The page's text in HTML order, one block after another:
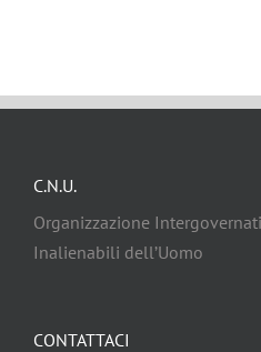
C.N.U.
Organizzazione
Inalienabili dell’Uomo
CONTATTACI